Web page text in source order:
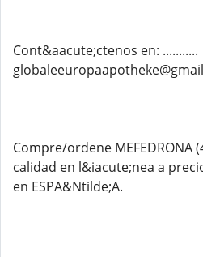
Cont&aacute;ctenos en: ...........
Compre/ordene MEFEDRONA
calidad en l&iacute;nea a
en ESPA&Ntilde;A.